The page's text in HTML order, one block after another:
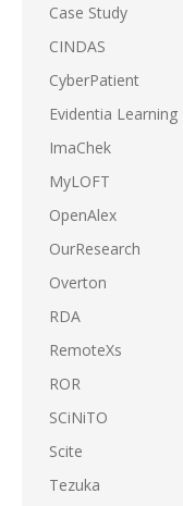
Case Study
CINDAS
CyberPatient
Evidentia Learning
ImaChek
MyLOFT
OpenAlex
OurResearch
Overton
RDA
RemoteXs
ROR
SCiNiTO
Scite
Tezuka